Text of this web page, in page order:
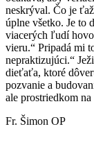
neskrýval. Čo je
úplne všetko. Je to
viacerých ľudí
vieru.“ Pripadá mi
nepraktizujúci.“
dieťaťa, ktoré
pozvanie a
ale prostriedkom
Fr. Šimon OP